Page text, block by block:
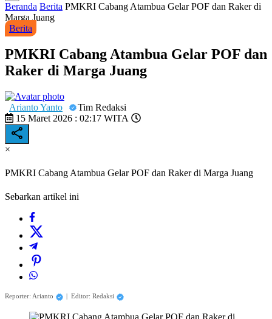
Beranda Berita PMKRI Cabang Atambua Gelar POF dan Raker di
Marga Juang
Berita
PMKRI Cabang Atambua Gelar POF dan
Raker di Marga Juang
Arianto Yanto
Tim Redaksi
15 Maret 2026 : 02:17 WITA
×
PMKRI Cabang Atambua Gelar POF dan Raker di Marga Juang
Sebarkan artikel ini
Reporter: Arianto Editor: Redaksi